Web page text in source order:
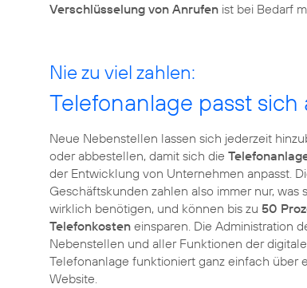
Verschlüsselung von Anrufen ist bei Bedarf
Nie zu viel zahlen:
Telefonanlage passt sich
Neue Nebenstellen lassen sich jederzeit
oder abbestellen, damit sich die
der Entwicklung von Unternehmen anpasst.
Geschäftskunden zahlen also immer nur, was
wirklich benötigen, und können bis zu 50
Telefonkosten einsparen. Die Administration
Nebenstellen und aller Funktionen der
Telefonanlage funktioniert ganz einfach über
Website.